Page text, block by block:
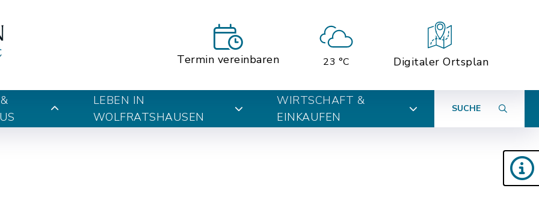
Termin vereinbaren 23 °C Digitaler Ortsplan
LEBEN IN
WOLFRATSHAUSEN
WIRTSCHAFT &
EINKAUFEN
SUCHE